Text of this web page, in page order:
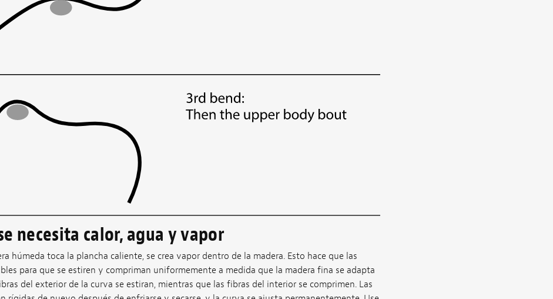
necesita calor, agua y vapor
húmeda toca la plancha caliente, se crea vapor dentro de la madera. Esto hace que las
para que se estiren y compriman uniformemente a medida que la madera fina se adapta
del exterior de la curva se estiran, mientras que las fibras del interior se comprimen. Las